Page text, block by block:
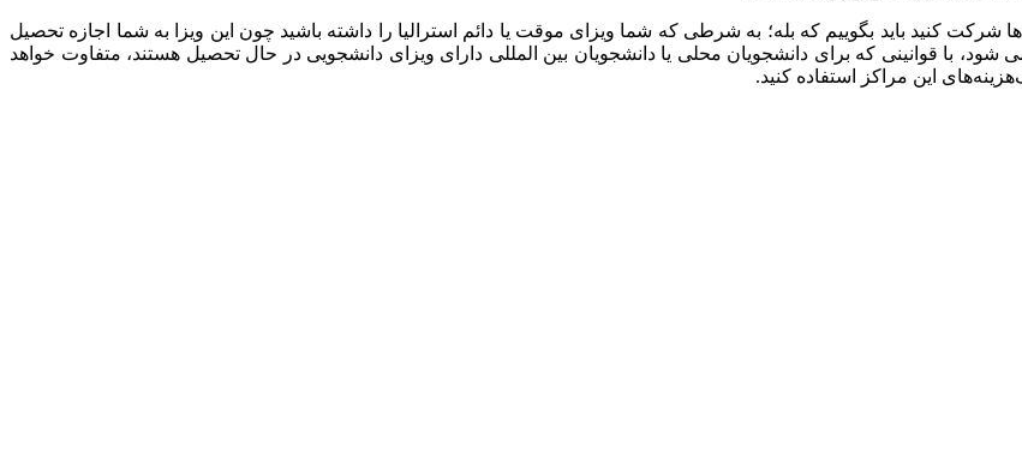
شرکت کنید باید بگوییم که بله؛ به شرطی که شما ویزای موقت یا دائم استرالیا را داشته باشید چون این ویزا به شما اجازه تحصیل
با قوانینی که برای دانشجویان محلی یا دانشجویان بین المللی دارای ویزای دانشجویی در حال تحصیل هستند، متفاوت خواهد
این مراکز استفاده کنید.